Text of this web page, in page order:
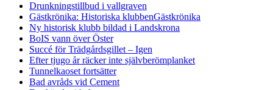
Drunkningstillbud i vallgraven
Gästkrönika: Historiska klubbenGästkrönika
Ny historisk klubb bildad i Landskrona
BoIS vann över Öster
Succé för Trädgårdsgillet – Igen
Efter tjugo år räcker inte självberömplanket
Tunnelkaoset fortsätter
Bad avråds vid Cement